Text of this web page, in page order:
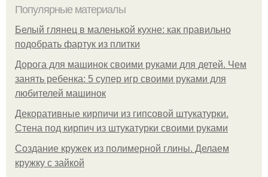
Популярные материалы
Белый глянец в маленькой кухне: как правильно
подобрать фартук из плитки
Дорога для машинок своими руками для детей. Чем
занять ребенка: 5 супер игр своими руками для
любителей машинок
Декоративные кирпичи из гипсовой штукатурки.
Стена под кирпич из штукатурки своими руками
Создание кружек из полимерной глины. Делаем
кружку с зайкой